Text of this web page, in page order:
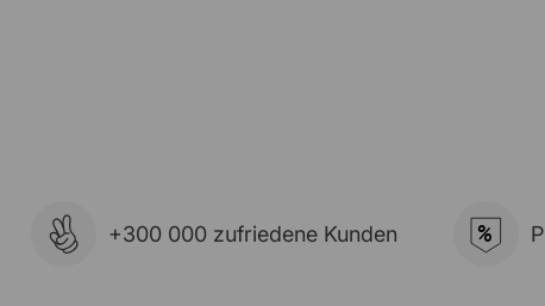
+300 000 zufriedene Kunden %